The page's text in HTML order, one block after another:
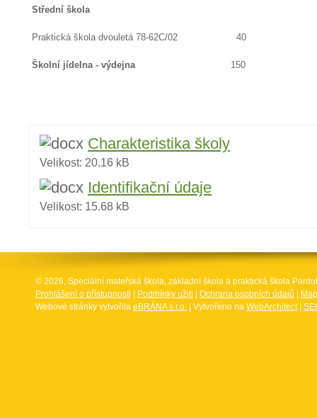
Střední škola
Praktická škola dvouletá 78-62C/02 40
Školní jídelna - výdejna 150
Charakteristika školy
Velikost: 20.16 kB
Identifikační údaje
Velikost: 15.68 kB
© 2026, Speciální mateřská škola, základní škola a praktická škola
Prohlášení o přístupnosti
Podmínky užití Ochrana osobních údajů
Webové stránky vytvořila eBRÁNA s.r.o. | Vytvořeno na WebArchitect|